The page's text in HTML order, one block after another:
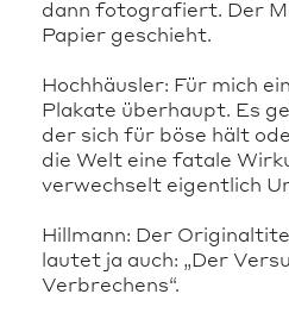
dann fotografiert. Der
Papier geschieht.
Hochhäusler: Für mich
Plakate überhaupt. Es
der sich für böse hält
die Welt eine fatale
verwechselt eigentlich
Hillmann: Der
lautet ja auch: „Der
Verbrechens“.